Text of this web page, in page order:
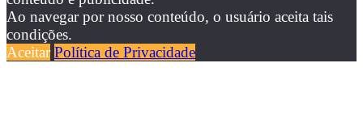
Ao navegar por nosso conteúdo, o usuário aceita tais
condições.
Aceitar Política de Privacidade